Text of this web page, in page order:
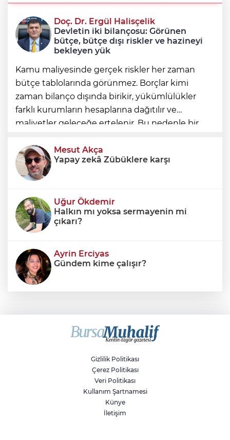
Uludağ’da çıkan orman yangını
söndürüldü
Doç. Dr. Ergül Halisçelik
Devletin iki bilançosu: Görünen
bütçe, bütçe dışı riskler ve hazineyi
bekleyen yük
Kamu maliyesinde gerçek riskler her zaman
bütçe tablolarında görünmez. Borçlar kimi
zaman bilanço dışında birikir, yükümlülükler
farklı kurumların hesaplarına dağıtılır ve
maliyetler geleceğe ertelenir. Bu nedenle bir
yalnızca bütçe açığına veya resmi borç stok
Mesut Akça
Yapay zekâ Zübüklere karşı
Uğur Ökdemir
Halkın mı yoksa sermayenin mi
çıkarı?
Ayrin Erciyas
Gündem kime çalışır?
Savaşların gölgesinde engellilik,
doğa ve kaybedilen gelecek
Gizlilik Politikası
Çerez Politikası
Veri Politikası
Kullanım Şartnamesi
Künye
İletişim